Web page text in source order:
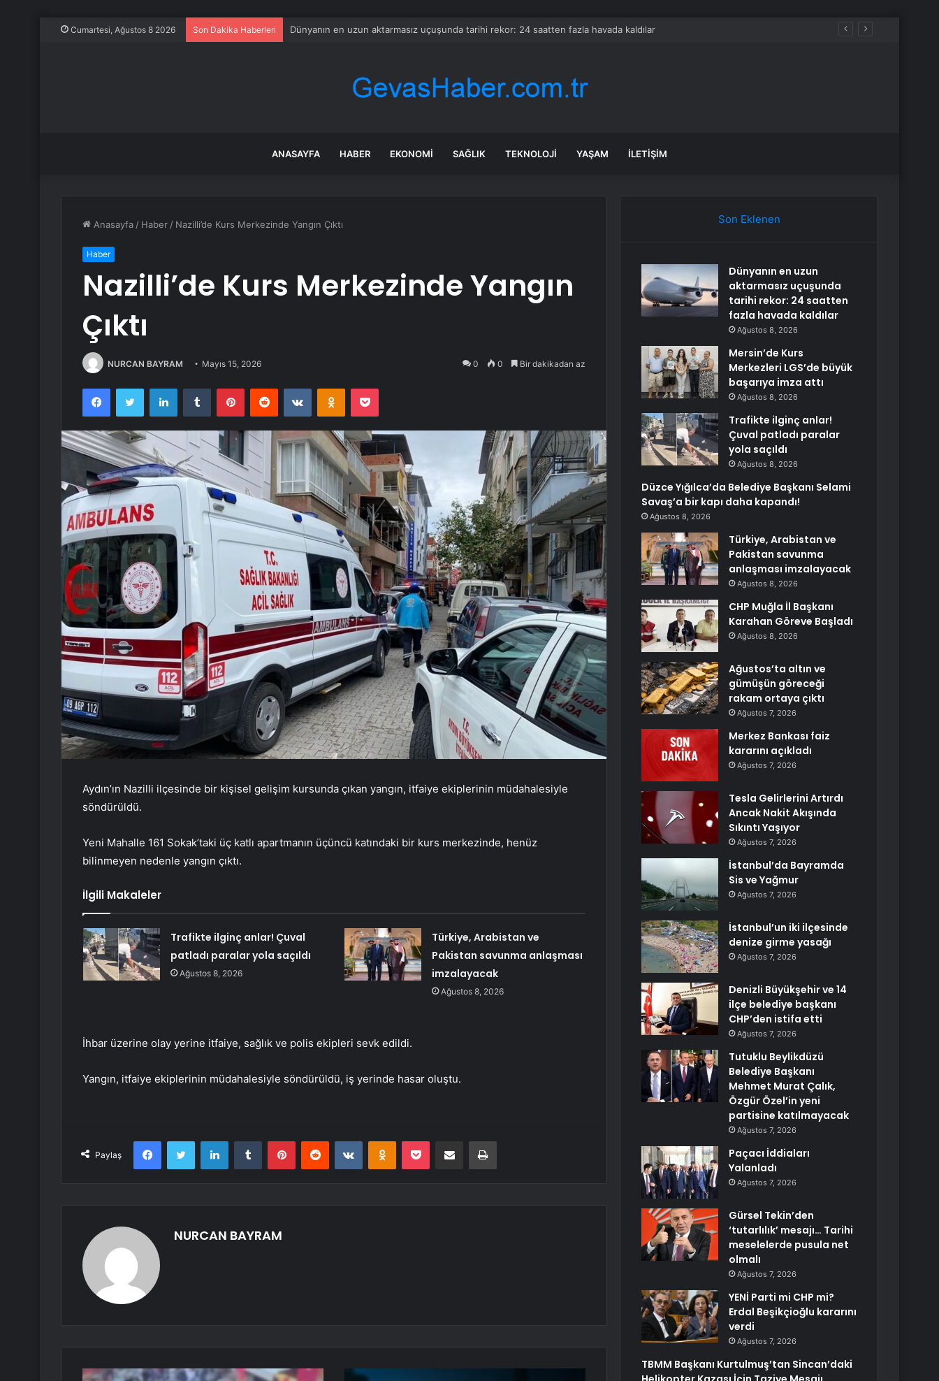
Cumartesi, Ağustos 8 2026 Son Dakika Haberleri Mersin’de Kurs Merkezleri LGS’de büyük başarıya imza attı
ANASAYFA HABER EKONOMI SAĞLIK TEKNOLOJI YAŞAM İLETIŞIM
Anasayfa / Haber / Nazilli’de Kurs Merkezinde Yangın Çıktı
Haber
Nazilli’de Kurs Merkezinde Yangın
Çıktı
NURCAN BAYRAM Mayıs 15, 2026 0 0 Bir dakikadan az
FacebookTwitter LinkedInTumblr PinterestReddit VKontakteOdnoklassniki
Pocket
Aydın’ın Nazilli ilçesinde bir kişisel gelişim kursunda çıkan yangın, itfaiye ekiplerinin müdahalesiyle
söndürüldü.
Yeni Mahalle 161 Sokak’taki üç katlı apartmanın üçüncü katındaki bir kurs merkezinde, henüz
bilinmeyen nedenle yangın çıktı.
İlgili Makaleler
Trafikte ilginç anlar! Çuval
patladı paralar yola saçıldı
Ağustos 8, 2026
Türkiye, Arabistan ve
Pakistan savunma anlaşması
imzalayacak
Ağustos 8, 2026
İhbar üzerine olay yerine itfaiye, sağlık ve polis ekipleri sevk edildi.
Yangın, itfaiye ekiplerinin müdahalesiyle söndürüldü, iş yerinde hasar oluştu.
Paylaş
FacebookTwitter LinkedInTumblr PinterestReddit VKontakteOdnoklassniki
Pocket E-Posta ile paylaş Yazdır
NURCAN BAYRAM
Son Eklenen
Dünyanın en uzun
aktarmasız uçuşunda
tarihi rekor: 24 saatten
fazla havada kaldılar
Ağustos 8, 2026
Mersin’de Kurs
Merkezleri LGS’de büyük
başarıya imza attı
Ağustos 8, 2026
Trafikte ilginç anlar!
Çuval patladı paralar
yola saçıldı
Ağustos 8, 2026
Düzce Yığılca’da Belediye Başkanı Selami
Savaş’a bir kapı daha kapandı!
Ağustos 8, 2026
Türkiye, Arabistan ve
Pakistan savunma
anlaşması imzalayacak
Ağustos 8, 2026
CHP Muğla İl Başkanı
Karahan Göreve Başladı
Ağustos 8, 2026
Ağustos’ta altın ve
gümüşün göreceği
rakam ortaya çıktı
Ağustos 7, 2026
Merkez Bankası faiz
kararını açıkladı
Ağustos 7, 2026
Tesla Gelirlerini Artırdı
Ancak Nakit Akışında
Sıkıntı Yaşıyor
Ağustos 7, 2026
İstanbul’da Bayramda
Sis ve Yağmur
Ağustos 7, 2026
İstanbul’un iki ilçesinde
denize girme yasağı
Ağustos 7, 2026
Denizli Büyükşehir ve 14
ilçe belediye başkanı
CHP’den istifa etti
Ağustos 7, 2026
Tutuklu Beylikdüzü
Belediye Başkanı
Mehmet Murat Çalık,
Özgür Özel’in yeni
partisine katılmayacak
Ağustos 7, 2026
Paçacı İddiaları
Yalanladı
Ağustos 7, 2026
Gürsel Tekin’den
‘tutarlılık’ mesajı… Tarihi
meselelerde pusula net
olmalı
Ağustos 7, 2026
YENİ Parti mi CHP mi?
Erdal Beşikçioğlu kararını
verdi
Ağustos 7, 2026
TBMM Başkanı Kurtulmuş’tan Sincan’daki